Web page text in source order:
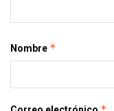
Nombre *